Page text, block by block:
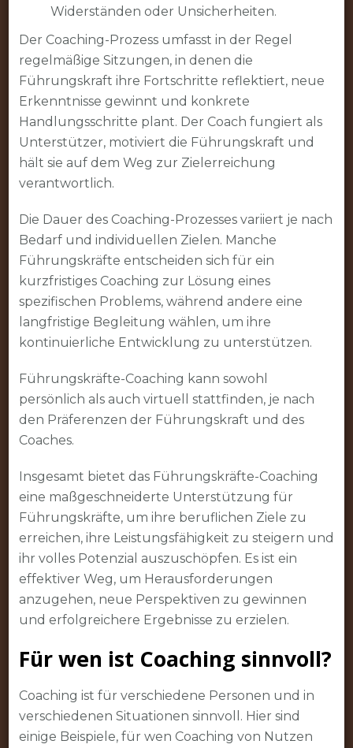
Widerständen oder Unsicherheiten.
Der Coaching-Prozess umfasst in der Regel
regelmäßige Sitzungen, in denen die
Führungskraft ihre Fortschritte reflektiert, neue
Erkenntnisse gewinnt und konkrete
Handlungsschritte plant. Der Coach fungiert als
Unterstützer, motiviert die Führungskraft und
hält sie auf dem Weg zur Zielerreichung
verantwortlich.
Die Dauer des Coaching-Prozesses variiert je nach
Bedarf und individuellen Zielen. Manche
Führungskräfte entscheiden sich für ein
kurzfristiges Coaching zur Lösung eines
spezifischen Problems, während andere eine
langfristige Begleitung wählen, um ihre
kontinuierliche Entwicklung zu unterstützen.
Führungskräfte-Coaching kann sowohl
persönlich als auch virtuell stattfinden, je nach
den Präferenzen der Führungskraft und des
Coaches.
Insgesamt bietet das Führungskräfte-Coaching
eine maßgeschneiderte Unterstützung für
Führungskräfte, um ihre beruflichen Ziele zu
erreichen, ihre Leistungsfähigkeit zu steigern und
ihr volles Potenzial auszuschöpfen. Es ist ein
effektiver Weg, um Herausforderungen
anzugehen, neue Perspektiven zu gewinnen
und erfolgreichere Ergebnisse zu erzielen.
Für wen ist Coaching sinnvoll?
Coaching ist für verschiedene Personen und in
verschiedenen Situationen sinnvoll. Hier sind
einige Beispiele, für wen Coaching von Nutzen